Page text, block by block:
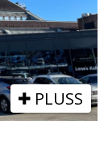
PLUSS